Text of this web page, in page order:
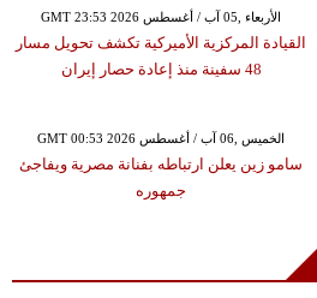
GMT 23:53 2026 الأربعاء ,05 آب / أغسطس
القيادة المركزية الأميركية تكشف تحويل مسار
48 سفينة منذ إعادة حصار إيران
GMT 00:53 2026 الخميس ,06 آب / أغسطس
سامو زين يعلن ارتباطه بفنانة مصرية ويفاجئ
جمهوره